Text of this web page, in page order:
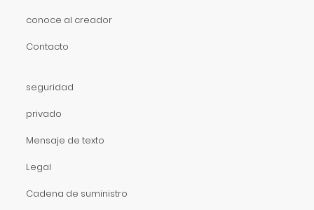
conoce al creador
Contacto
seguridad
privado
Mensaje de texto
Legal
Cadena de suministro